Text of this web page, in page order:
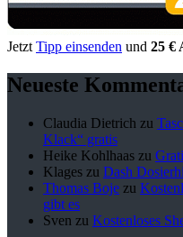
Jetzt Tipp einsenden und 25 €
Neueste
Claudia Dietrich zu
Klack“ gratis
Heike Kohlhaas zu
Klages zu Dash
Thomas Boje zu
gibt es
Sven zu Kostenloses